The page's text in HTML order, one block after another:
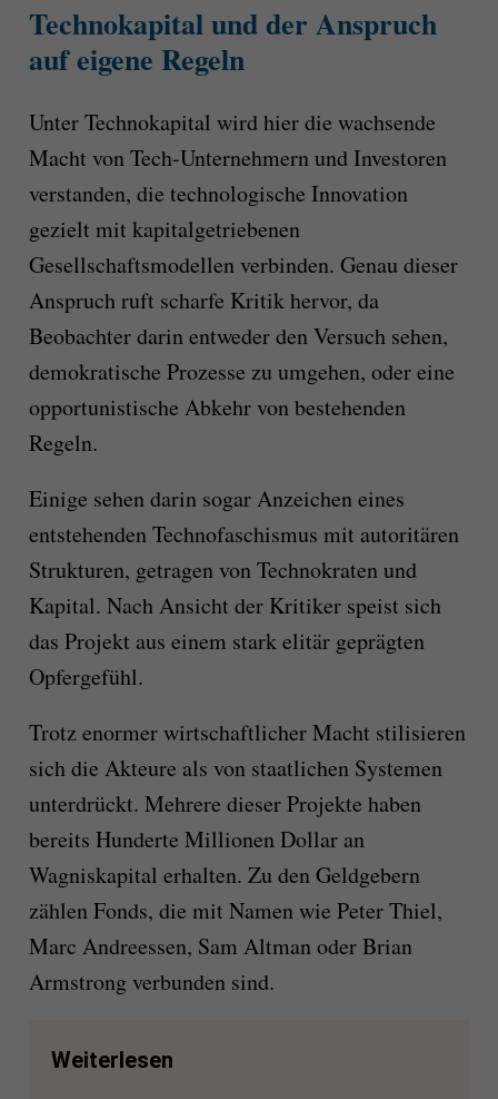
Technokapital und der Anspruch
auf eigene Regeln
Unter Technokapital wird hier die wachsende
Macht von Tech-Unternehmern und Investoren
verstanden, die technologische Innovation
gezielt mit kapitalgetriebenen
Gesellschaftsmodellen verbinden. Genau dieser
Anspruch ruft scharfe Kritik hervor, da
Beobachter darin entweder den Versuch sehen,
demokratische Prozesse zu umgehen, oder eine
opportunistische Abkehr von bestehenden
Regeln.
Einige sehen darin sogar Anzeichen eines
entstehenden Technofaschismus mit autoritären
Strukturen, getragen von Technokraten und
Kapital. Nach Ansicht der Kritiker speist sich
das Projekt aus einem stark elitär geprägten
Opfergefühl.
Trotz enormer wirtschaftlicher Macht stilisieren
sich die Akteure als von staatlichen Systemen
unterdrückt. Mehrere dieser Projekte haben
bereits Hunderte Millionen Dollar an
Wagniskapital erhalten. Zu den Geldgebern
zählen Fonds, die mit Namen wie Peter Thiel,
Marc Andreessen, Sam Altman oder Brian
Armstrong verbunden sind.
Weiterlesen